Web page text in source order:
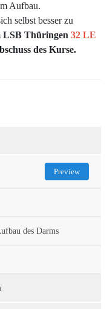
Aufbau.
selbst besser zu
LSB Thüringen 32 LE
des Kurse.
Preview
des Darms